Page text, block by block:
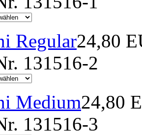
Regular24,80
131516-2
Medium24,80
131516-3